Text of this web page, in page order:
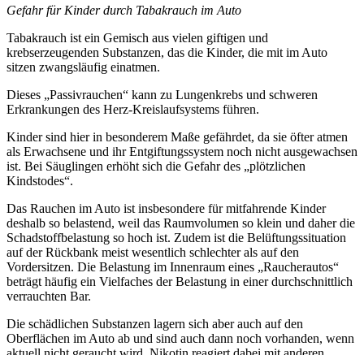
Gefahr für Kinder durch Tabakrauch im Auto
Tabakrauch ist ein Gemisch aus vielen giftigen und
krebserzeugenden Substanzen, das die Kinder, die mit im Auto
sitzen zwangsläufig einatmen.
Dieses „Passivrauchen“ kann zu Lungenkrebs und schweren
Erkrankungen des Herz-Kreislaufsystems führen.
Kinder sind hier in besonderem Maße gefährdet, da sie öfter atmen
als Erwachsene und ihr Entgiftungssystem noch nicht ausgewachsen
ist. Bei Säuglingen erhöht sich die Gefahr des „plötzlichen
Kindstodes“.
Das Rauchen im Auto ist insbesondere für mitfahrende Kinder
deshalb so belastend, weil das Raumvolumen so klein und daher die
Schadstoffbelastung so hoch ist. Zudem ist die Belüftungssituation
auf der Rückbank meist wesentlich schlechter als auf den
Vordersitzen. Die Belastung im Innenraum eines „Raucherautos“
beträgt häufig ein Vielfaches der Belastung in einer durchschnittlich
verrauchten Bar.
Die schädlichen Substanzen lagern sich aber auch auf den
Oberflächen im Auto ab und sind auch dann noch vorhanden, wenn